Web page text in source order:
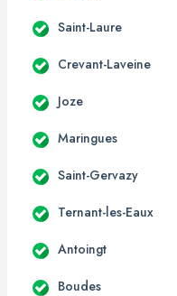
Saint-Laure
Crevant-Laveine
Joze
Maringues
Saint-Gervazy
Ternant-les-Eaux
Antoingt
Boudes